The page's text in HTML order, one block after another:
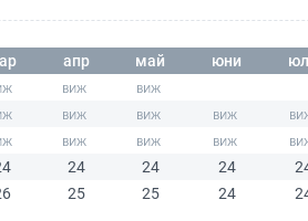
апр май юни
24 24 24
25 25 24